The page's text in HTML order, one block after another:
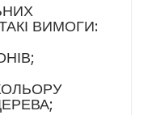
ВИМОГИ: